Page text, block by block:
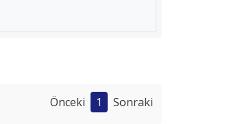
Önceki 1 Sonraki